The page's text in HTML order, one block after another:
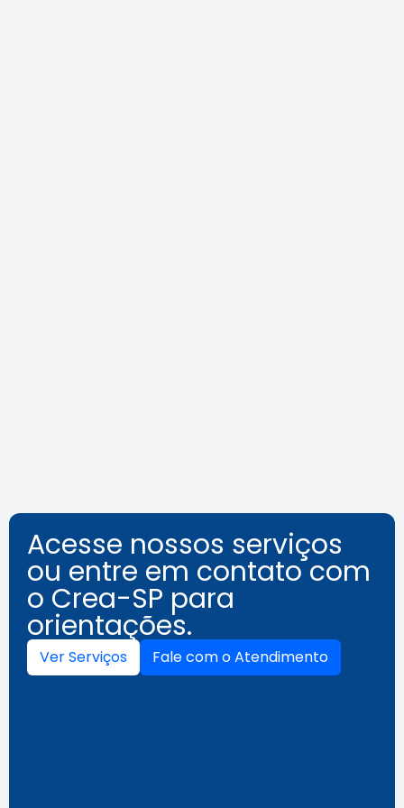
Acesse nossos serviços
ou entre em contato com
o Crea-SP para
orientações.
Ver Serviços Fale com o Atendimento